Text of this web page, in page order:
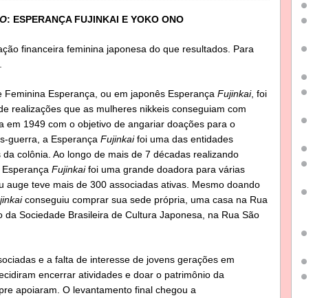
: ESPERANÇA FUJINKAI E YOKO ONO
financeira feminina japonesa do que resultados. Para
Esperança, ou em japonês Esperança Fujinkai, foi
realizações que as mulheres nikkeis conseguiam com
em 1949 com o objetivo de angariar doações para o
guerra, a Esperança Fujinkaifoi uma das entidades
colônia. Ao longo de mais de 7 décadas realizando
Fujinkaifoi uma grande doadora para várias
auge teve mais de 300 associadas ativas. Mesmo doando
conseguiu comprar sua sede própria, uma casa na Rua
Sociedade Brasileira de Cultura Japonesa, na Rua São
e a falta de interesse de jovens gerações em
encerrar atividades e doar o patrimônio da
apoiaram. O levantamento final chegou a